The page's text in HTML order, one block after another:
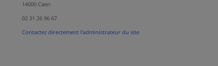
14000 Caen
02 31 26 96 67
Contactez directement l’administrateur du site